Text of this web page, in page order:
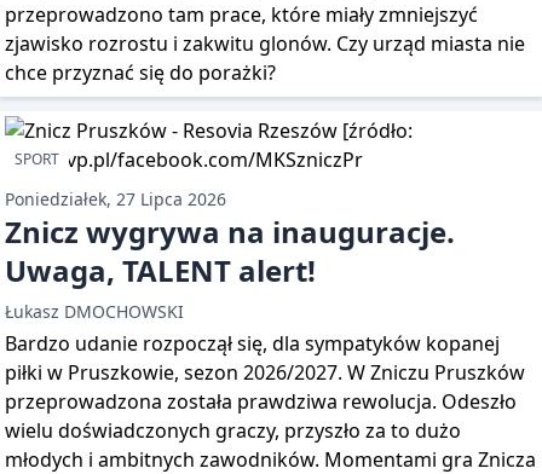
przeprowadzono tam prace, które miały zmniejszyć
zjawisko rozrostu i zakwitu glonów. Czy urząd miasta nie
chce przyznać się do porażki?
SPORT
Poniedziałek, 27 Lipca 2026
Znicz wygrywa na inauguracje.
Uwaga, TALENT alert!
Łukasz DMOCHOWSKI
Bardzo udanie rozpoczął się, dla sympatyków kopanej
piłki w Pruszkowie, sezon 2026/2027. W Zniczu Pruszków
przeprowadzona została prawdziwa rewolucja. Odeszło
wielu doświadczonych graczy, przyszło za to dużo
młodych i ambitnych zawodników. Momentami gra Znicza